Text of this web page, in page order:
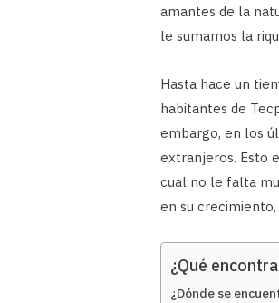
amantes de la
le sumamos la
Hasta hace un
habitantes de
embargo, en los
extranjeros. Esto
cual no le falta
en su crecimiento,
¿Qué
¿Dónde se